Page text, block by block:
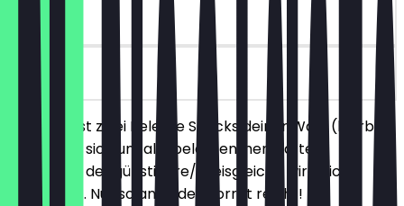
30 Tage
vor Ort
Du bestellst zwei Belegte Snacks deiner Wahl (hierbei
handelt es sich um alle belegten, herzhaften
Produkte), der günstigere/preisgleiche wird nicht
berechnet. Nur solange der Vorrat reicht!